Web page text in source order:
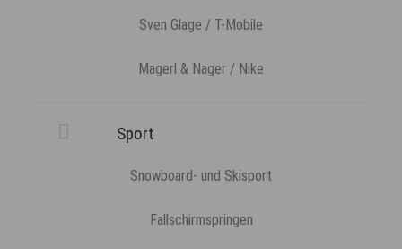
Sven Glage / T-Mobile
Magerl & Nager / Nike
Sport
Snowboard- und Skisport
Fallschirmspringen